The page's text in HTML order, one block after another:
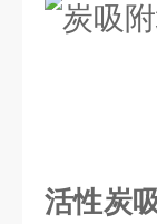
活性炭